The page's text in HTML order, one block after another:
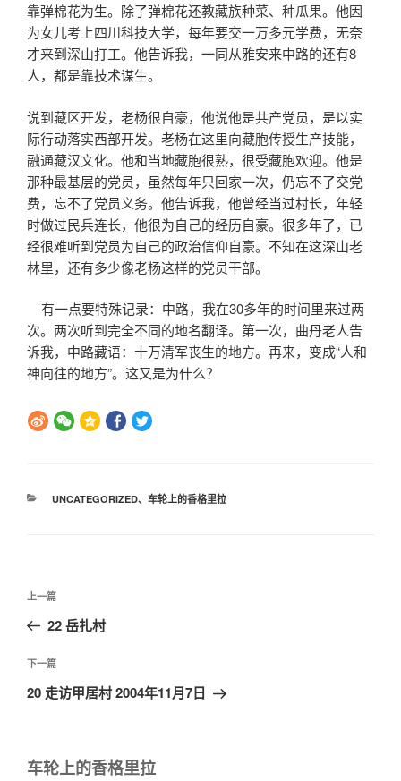
靠弹棉花为生。除了弹棉花还教藏族种菜、种瓜果。他因
为女儿考上四川科技大学，每年要交一万多元学费，无奈
才来到深山打工。他告诉我，一同从雅安来中路的还有8
人，都是靠技术谋生。
说到藏区开发，老杨很自豪，他说他是共产党员，是以实
际行动落实西部开发。老杨在这里向藏胞传授生产技能，
融通藏汉文化。他和当地藏胞很熟，很受藏胞欢迎。他是
那种最基层的党员，虽然每年只回家一次，仍忘不了交党
费，忘不了党员义务。他告诉我，他曾经当过村长，年轻
时做过民兵连长，他很为自己的经历自豪。很多年了，已
经很难听到党员为自己的政治信仰自豪。不知在这深山老
林里，还有多少像老杨这样的党员干部。
有一点要特殊记录：中路，我在30多年的时间里来过两
次。两次听到完全不同的地名翻译。第一次，曲丹老人告
诉我，中路藏语：十万清军丧生的地方。再来，变成“人和
神向往的地方”。这又是为什么？
分
UNCATEGORIZED、 车轮上的香格里拉
文
导
航
上
一
文
章
上一篇
22 岳扎村
下
一
下一篇
20 走访甲居村 2004年11月7日
车轮上的香格里拉